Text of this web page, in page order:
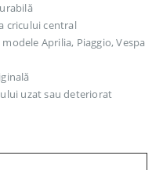
cricului central
Aprilia, Piaggio, Vespa
uzat sau deteriorat